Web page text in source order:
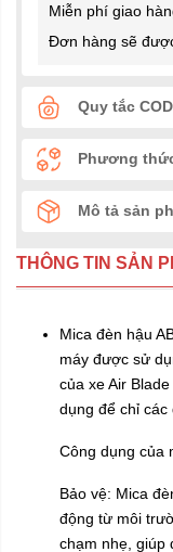
Miễn phí giao
Đơn hàng sẽ
Quy tắc COD
Phương
Mô tả sản
THÔNG TIN SẢN
Mica đèn hậu
máy được sử
của xe Air
dụng để chỉ các
Công dụng của
Bảo vệ: Mica
động từ môi
chạm nhẹ, giúp